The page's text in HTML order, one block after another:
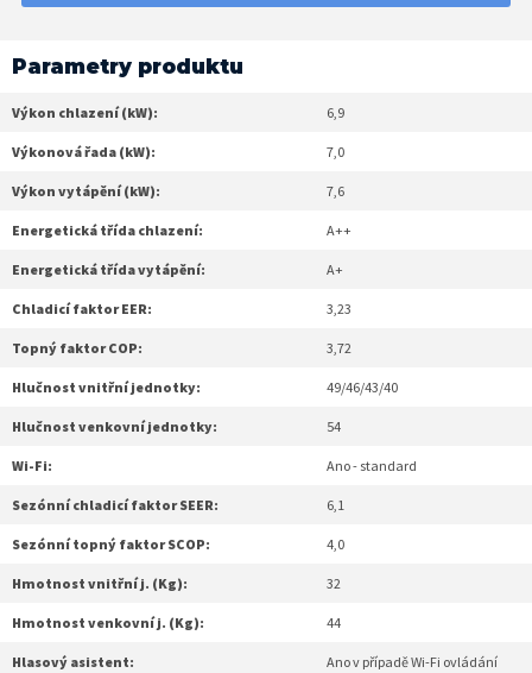
Parametry produktu
Výkon chlazení (kW): 6,9
Výkonová řada (kW): 7,0
Výkon vytápění (kW): 7,6
Energetická třída chlazení: A++
Energetická třída vytápění: A+
Chladicí faktor EER: 3,23
Topný faktor COP: 3,72
Hlučnost vnitřní jednotky: 49/46/43/40
Hlučnost venkovní jednotky: 54
Wi-Fi: Ano - standard
Sezónní chladicí faktor SEER: 6,1
Sezónní topný faktor SCOP: 4,0
Hmotnost vnitřní j. (Kg): 32
Hmotnost venkovní j. (Kg): 44
Hlasový asistent: Ano v případě Wi-Fi ovládání